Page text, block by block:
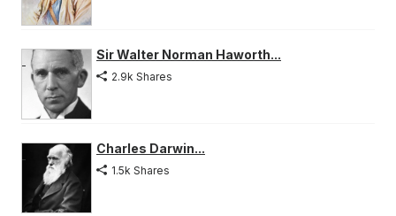
Sir Walter Norman Haworth...
2.9k Shares
Charles Darwin...
1.5k Shares